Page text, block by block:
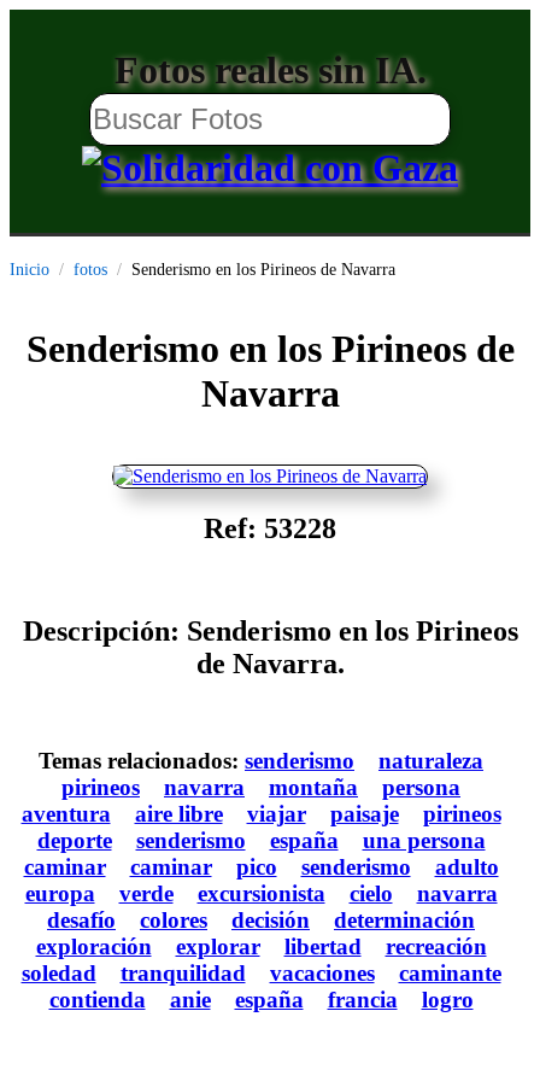
Fotos reales sin IA.
Inicio fotos Senderismo en los Pirineos de Navarra
Senderismo en los Pirineos de
Navarra
Ref: 53228
Descripción: Senderismo en los Pirineos
de Navarra.
Temas relacionados: senderismo
naturaleza
pirineos
navarra montaña
persona
aventura
aire libre viajar paisaje
pirineos
deporte
senderismo españa
una persona
caminar
caminar pico senderismo
adulto
europa
verde excursionista cielo
navarra
desafío
colores decisión
determinación
exploración
explorar libertad
recreación
soledad
tranquilidad vacaciones
caminante
contienda
anie españa francia logro